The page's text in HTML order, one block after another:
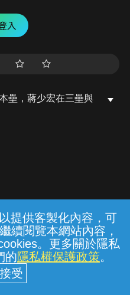
提供客製化內容，可
續閱覽本網站內容，
。更多關於隱私
的隱私權保護政策。
入
壘，蔣少宏在三壘與
服務條款 隱私權保護
個人家庭分公司
© 2026